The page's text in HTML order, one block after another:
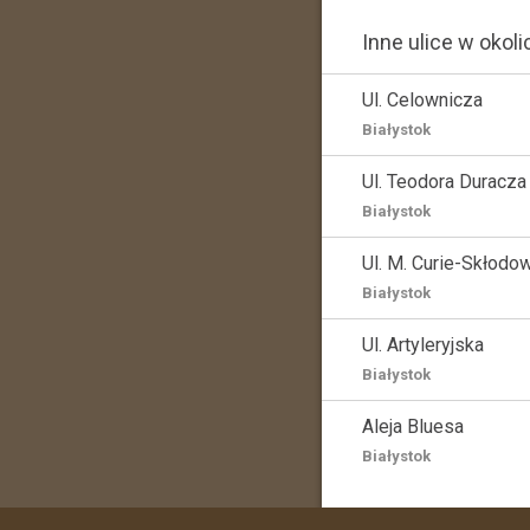
Inne ulice w
Ul. Celownicza
Białystok
Ul. Teodora Duracza
Białystok
Ul. M. Curie-
Białystok
Ul. Artyleryjska
Białystok
Aleja Bluesa
Białystok